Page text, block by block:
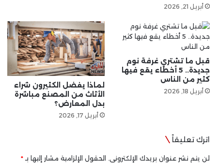
أبريل 21, 2026
قبل ما تشتري غرفة نوم
جديدة.. 5 أخطاء يقع فيها
كثير من الناس
أبريل 18, 2026
لماذا يفضل الكثيرون شراء
الأثاث من المصنع مباشرة
بدل المعارض؟
أبريل 17, 2026
اترك تعليقاً
لن يتم نشر عنوان بريدك الإلكتروني. الحقول الإلزامية مشار إليها بـ*